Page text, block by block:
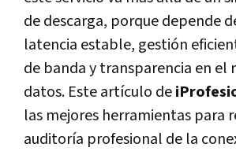
de descarga, porque depende
latencia estable, gestión
de banda y transparencia en el
datos. Este artículo de
las mejores herramientas para
auditoría profesional de la